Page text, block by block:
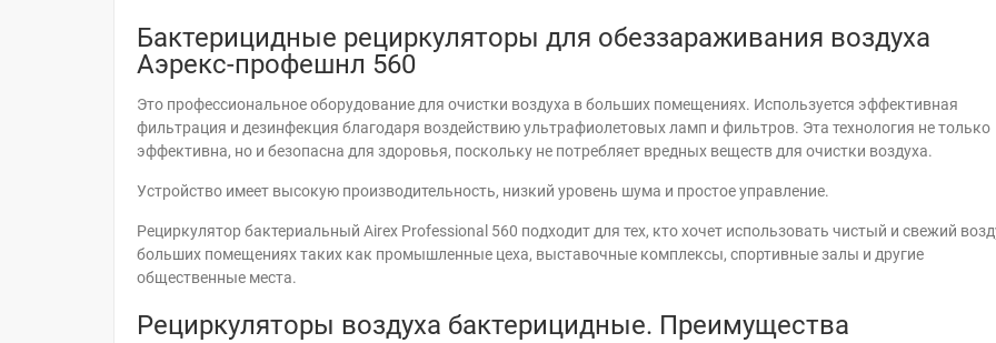
Бактерицидные рециркуляторы для обеззараживания воздуха
Аэрекс-профешнл 560
Это профессиональное оборудование для очистки воздуха в больших помещениях. Используется эффективная
фильтрация и дезинфекция благодаря воздействию ультрафиолетовых ламп и фильтров. Эта технология не только
эффективна, но и безопасна для здоровья, поскольку не потребляет вредных веществ для очистки воздуха.
Устройство имеет высокую производительность, низкий уровень шума и простое управление.
Рециркулятор бактериальный Airex Professional 560 подходит для тех, кто хочет использовать чистый и свежий
больших помещениях таких как промышленные цеха, выставочные комплексы, спортивные залы и другие
общественные места.
Рециркуляторы воздуха бактерицидные. Преимущества